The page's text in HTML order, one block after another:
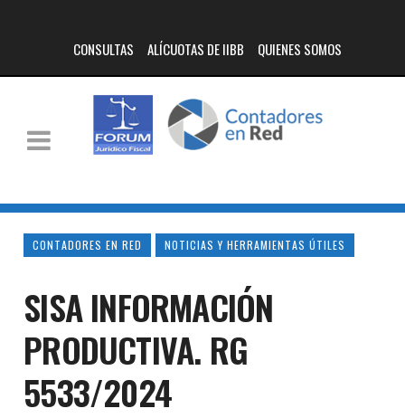
CONSULTAS ALÍCUOTAS DE IIBB QUIENES SOMOS
CONTADORES EN RED NOTICIAS Y HERRAMIENTAS ÚTILES
SISA INFORMACIÓN
PRODUCTIVA. RG
5533/2024